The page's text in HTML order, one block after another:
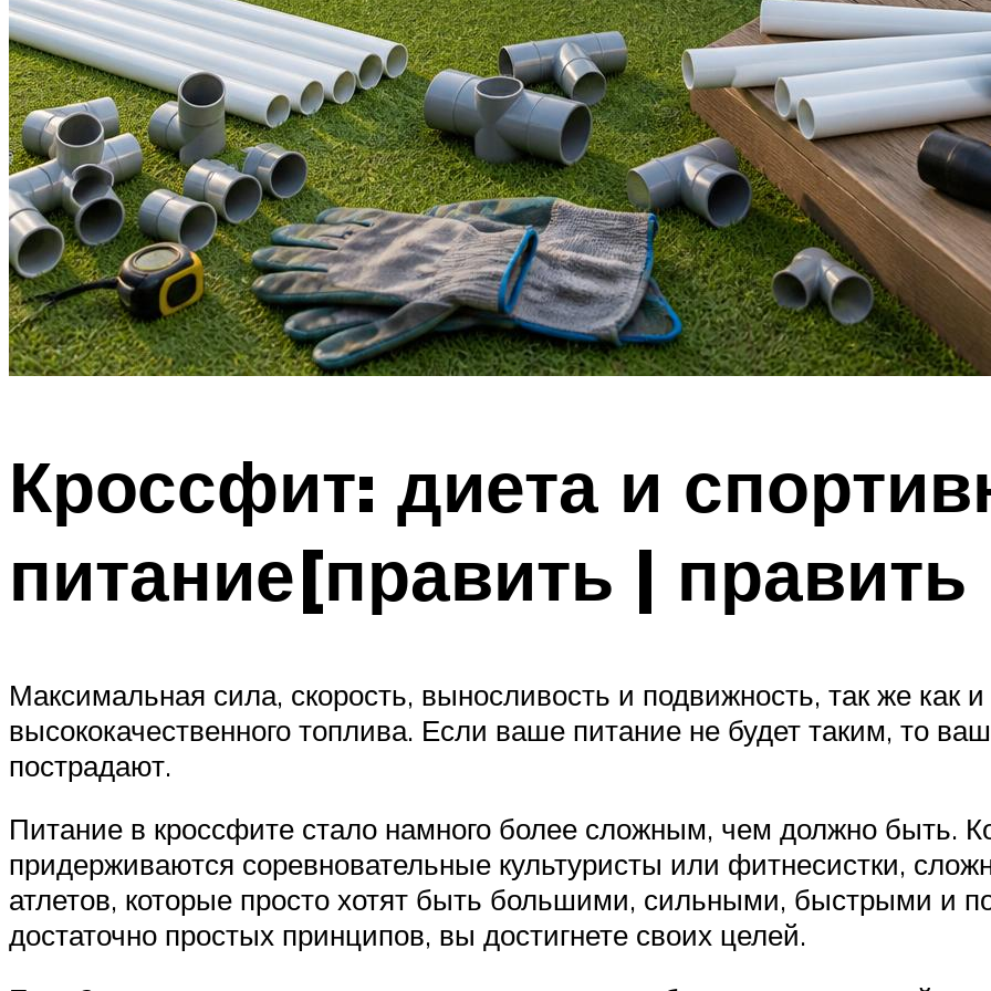
Кроссфит: диета и
питание[править |
Максимальная сила, скорость, выносливость и подвижность, так же
высококачественного топлива. Если ваше питание не будет таким, то
пострадают.
Питание в кроссфите стало намного более сложным, чем должно быть.
придерживаются соревновательные культуристы или фитнесистки,
атлетов, которые просто хотят быть большими, сильными, быстрыми и
достаточно простых принципов, вы достигнете своих целей.